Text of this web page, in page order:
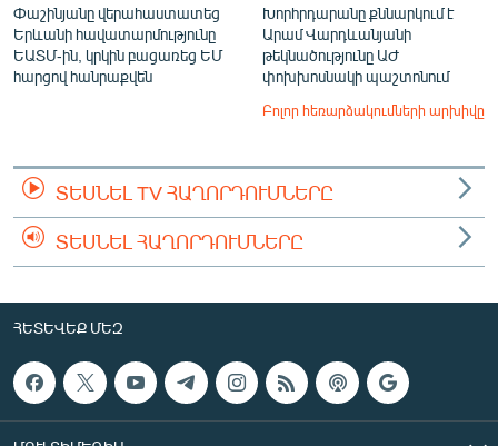
Փաշինյանը վերահաստատեց
Երևանի հավատարմությունը
ԵԱՏՄ-ին, կրկին բացառեց ԵՄ
հարցով հանրաքվեն
Խորհրդարանը քննարկում է
Արամ Վարդևանյանի
թեկնածությունը ԱԺ
փոխխոսնակի պաշտոնում
Բոլոր հեռարձակումների արխիվը
ՏԵՍՆԵԼ TV ՀԱՂՈՐԴՈՒՄՆԵՐԸ
ՏԵՍՆԵԼ ՀԱՂՈՐԴՈՒՄՆԵՐԸ
ՀԵՏԵՎԵՔ ՄԵԶ